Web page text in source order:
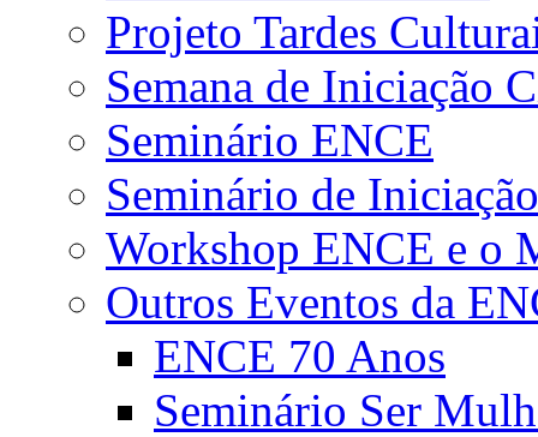
Projeto Tardes
Semana de Iniciação
Seminário ENCE
Seminário de
Workshop ENCE e o
Outros Eventos da
ENCE 70 Anos
Seminário Ser